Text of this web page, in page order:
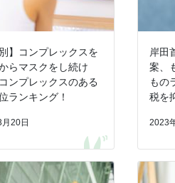
別】コンプレックスを
らマスクをし続け
ンプレックスのある
ランキング！
20日
岸田
案、
もの
税を
2023